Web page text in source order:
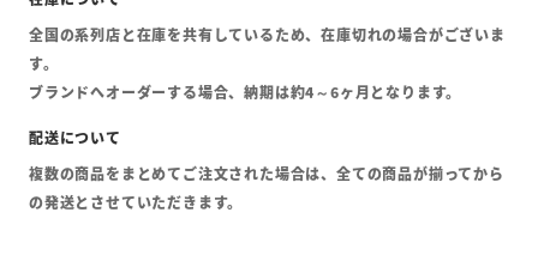
全国の系列店と在庫を共有しているため、在庫切れの場合がございま
す。
ブランドへオーダーする場合、納期は約4～6ヶ月となります。
複数の商品をまとめてご注文された場合は、全ての商品が揃ってから
の発送とさせていただきます。